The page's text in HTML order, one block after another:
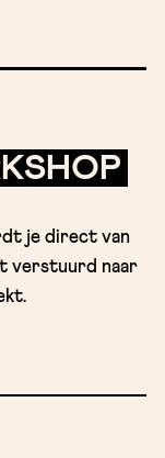
je direct van
verstuurd naar